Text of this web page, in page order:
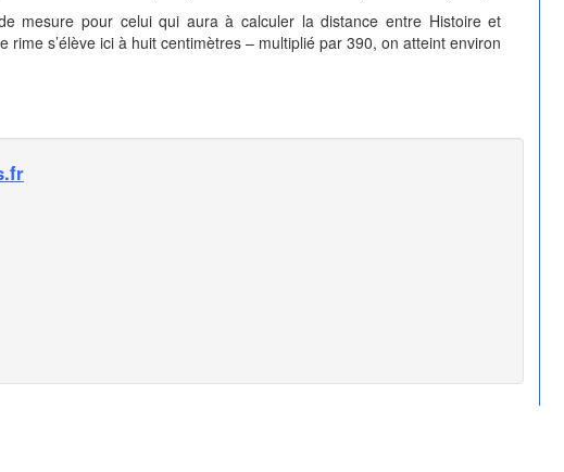
mesure pour celui qui aura à calculer la distance entre Histoire et
rime s’élève ici à huit centimètres – multiplié par 390, on atteint environ